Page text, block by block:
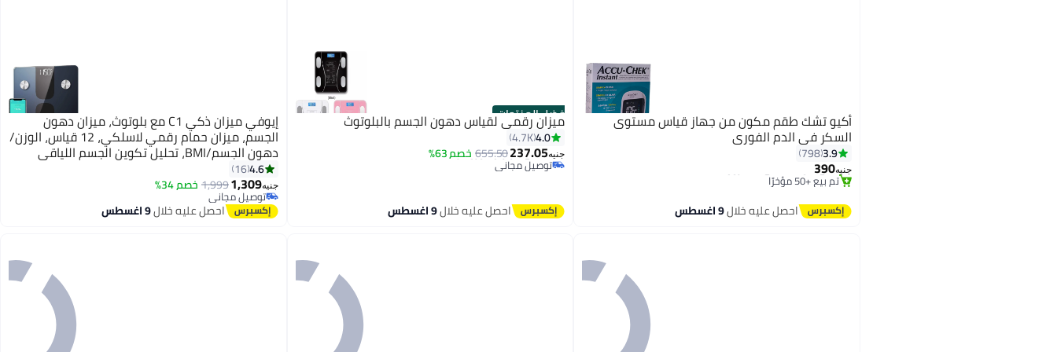
أكيو تشك طقم مكون من جهاز قياس مستوى
السكر في الدم الفوري
3.9
798
جنيه390
#3 في سكر الدم
توصيل مجاني
باقي 5 وحدات في المخزون
تم بيع +50 مؤخرًا
#3 في سكر الدم
احصل عليه خلال9 اغسطس
أفضل المنتجات
ميزان رقمي لقياس دهون الجسم بالبلوتوث
4.0
4.7K
جنيه237.05
655.50خصم 63% #1 في موازين الوزن الرقمية (الصحة)
توصيل مجاني
#1 في موازين الوزن الرقمية (الصحة)
احصل عليه خلال9 اغسطس
إيوفي ميزان ذكي C1 مع بلوتوث، ميزان دهون
الجسم، ميزان حمام رقمي لاسلكي، 12 قياس، الوزن/
دهون الجسم/BMI، تحليل تكوين الجسم اللياقي
4.6
16
جنيه1,309
1,999 خصم 34%
توصيل مجاني
توصيل مجانياحصل عليه خلال9 اغسطس